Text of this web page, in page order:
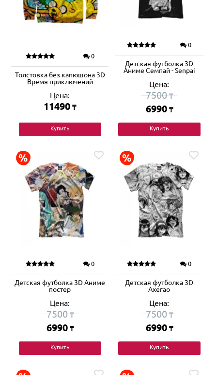
0
Толстовка без капюшона 3D
Время приключений
Цена:
11490 ₸
Купить
0
Детская футболка 3D
Аниме Семпай - Senpai
Цена:
7500₸
6990 ₸
Купить
0
Детская футболка 3D Аниме
постер
Цена:
7500₸
6990 ₸
Купить
0
Детская футболка 3D
Ахегао
Цена:
7500₸
6990 ₸
Купить